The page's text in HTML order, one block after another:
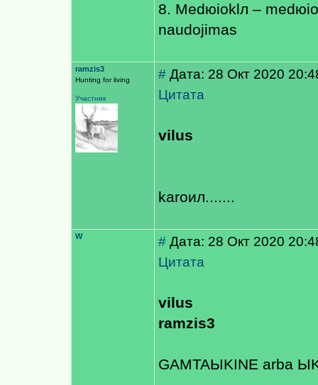
8. Medюioklл –
naudojimas
ramzis3
Hunting for living
Участник
# Дата: 28 Окт 2020
Цитата
vilus
karoил.......
W # Дата: 28 Окт 2020
Цитата
vilus
ramzis3
GAMTAЫKINE arba